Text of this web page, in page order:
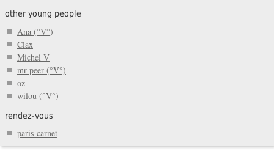
other young people
Ana (°V°)
Clax
Michel V
mr peer (°V°)
oz
wilou (°V°)
rendez-vous
paris-carnet